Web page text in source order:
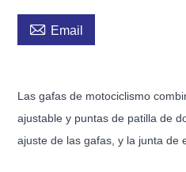
 Email
Las gafas de motociclismo
ajustable y puntas de patilla de
ajuste de las gafas, y la junta de